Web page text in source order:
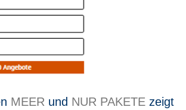
MEER und NUR PAKETE zeigt